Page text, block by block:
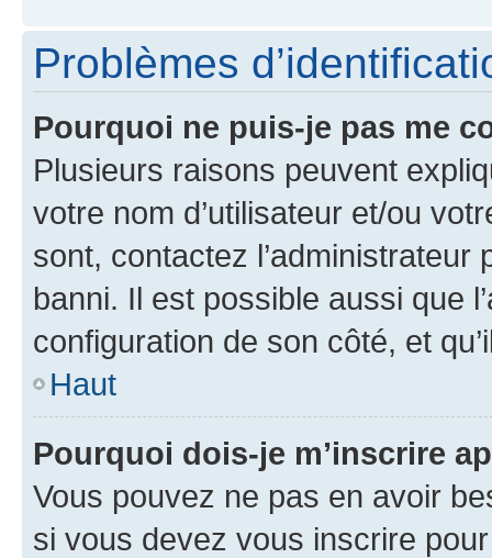
Problèmes
Pourquoi ne puis-je pas me
Plusieurs raisons peuvent
votre nom d’utilisateur et/ou
sont, contactez l’administrateur
banni. Il est possible aussi que
configuration de son côté, et
Haut
Pourquoi dois-je m’inscrire
Vous pouvez ne pas en avoir
si vous devez vous inscrire